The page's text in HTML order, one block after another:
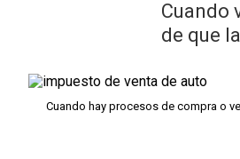
Cuando
de que
Cuando hay procesos de compra o